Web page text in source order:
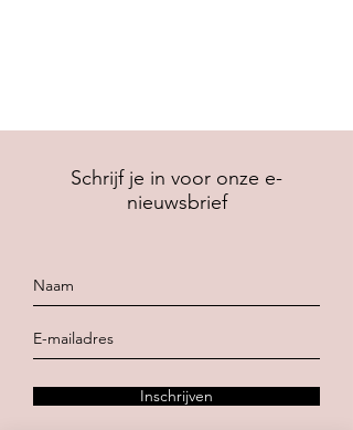
Schrijf je in voor onze e-
nieuwsbrief
Inschrijven